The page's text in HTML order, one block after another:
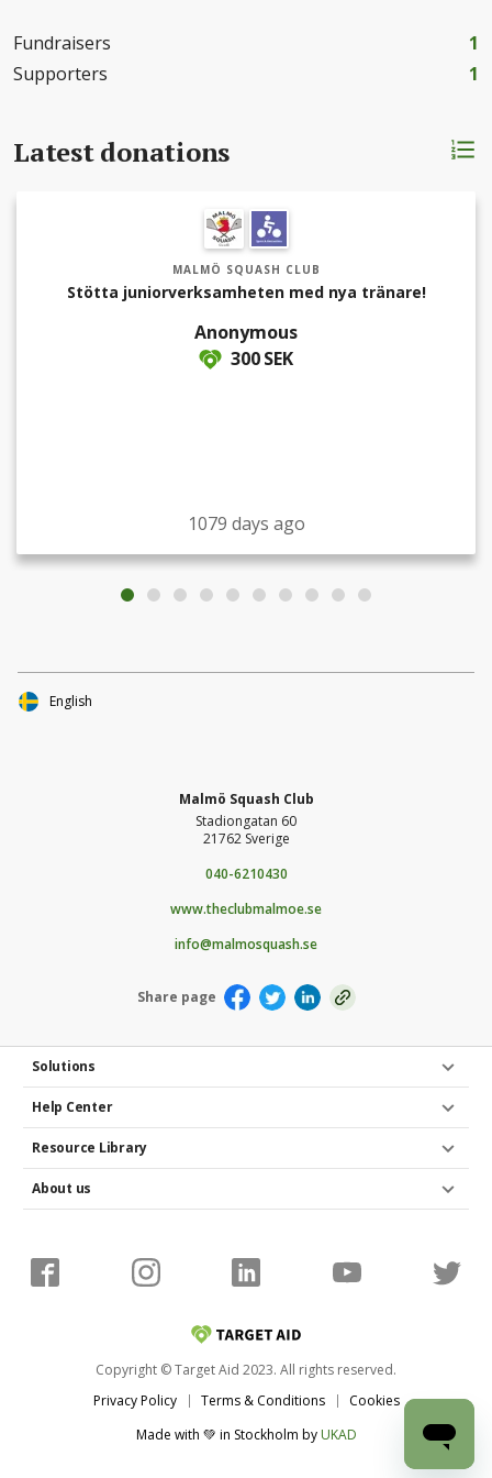
faktura.Dela enkelt insamlingen i dina egna sociala medier
för ännu mer support.Följ och få uppdateringar hur
Fundraisers
1
Supporters
1
Latest donations
MALMÖ SQUASH CLUB
Stötta juniorverksamheten med nya tränare!
Anonymous
300 SEK
1079 days ago
Malmö Squash Club
Stadiongatan 60
21762 Sverige
040-6210430
www.theclubmalmoe.se
info@malmosquash.se
Share page
Solutions
Help Center
Resource Library
About us
Copyright © Target Aid 2023. All rights reserved.
Privacy Policy
Terms & Conditions
Cookies
Made with 💚 in Stockholm by UKAD
English